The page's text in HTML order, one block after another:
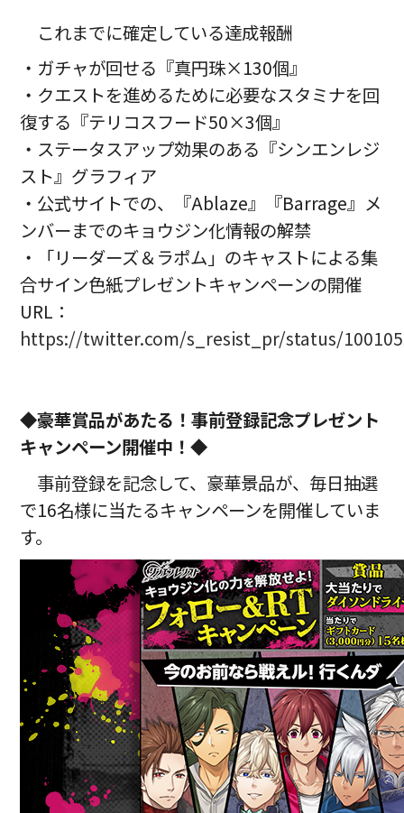
これまでに確定している達成報酬
・ガチャが回せる『真円珠×130個』
・クエストを進めるために必要なスタミナを回
復する『テリコスフード50×3個』
・ステータスアップ効果のある『シンエンレジ
スト』グラフィア
・公式サイトでの、『Ablaze』『Barrage』メ
ンバーまでのキョウジン化情報の解禁
・「リーダーズ＆ラポム」のキャストによる集
合サイン色紙プレゼントキャンペーンの開催
URL：
https://twitter.com/s_resist_pr/status/
◆豪華賞品があたる！事前登録記念プレゼント
キャンペーン開催中！◆
事前登録を記念して、豪華景品が、毎日抽選
で16名様に当たるキャンペーンを開催していま
す。